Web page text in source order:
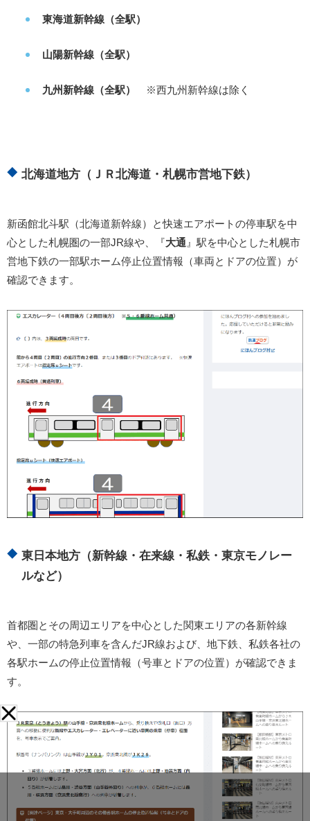
東海道新幹線（全駅）
山陽新幹線（全駅）
九州新幹線（全駅） ※西九州新幹線は除く
北海道地方（ＪＲ北海道・札幌市営地下鉄）
新函館北斗駅（北海道新幹線）と快速エアポートの停車駅を中
心とした札幌圏の一部JR線や、『大通』駅を中心とした札幌市
営地下鉄の一部駅ホーム停止位置情報（車両とドアの位置）が
確認できます。
東日本地方（新幹線・在来線・私鉄・東京モノレー
ルなど）
首都圏とその周辺エリアを中心とした関東エリアの各新幹線
や、一部の特急列車を含んだJR線および、地下鉄、私鉄各社の
各駅ホームの停止位置情報（号車とドアの位置）が確認できま
す。